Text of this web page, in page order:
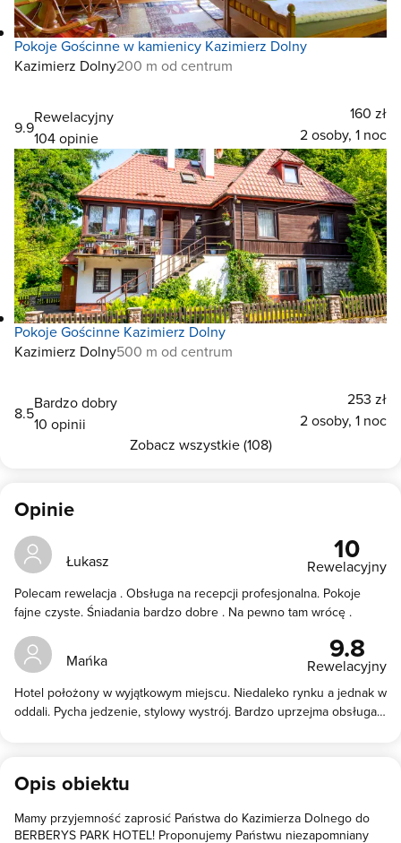
Pokoje Gościnne w kamienicy Kazimierz Dolny
Kazimierz Dolny200 m od centrum
9.9
Rewelacyjny
104 opinie
160 zł
2 osoby, 1 noc
Pokoje Gościnne Kazimierz Dolny
Kazimierz Dolny500 m od centrum
8.5
Bardzo dobry
10 opinii
253 zł
2 osoby, 1 noc
Zobacz wszystkie (108)
Opinie
Łukasz 10
Rewelacyjny
Polecam rewelacja . Obsługa na recepcji profesjonalna. Pokoje
fajne czyste. Śniadania bardzo dobre . Na pewno tam wrócę .
Mańka 9.8
Rewelacyjny
Hotel położony w wyjątkowym miejscu. Niedaleko rynku a jednak w
oddali. Pycha jedzenie, stylowy wystrój. Bardzo uprzejma obsługa.
Opis obiektu
Mamy przyjemność zaprosić Państwa do Kazimierza Dolnego do
BERBERYS PARK HOTEL! Proponujemy Państwu niezapomniany